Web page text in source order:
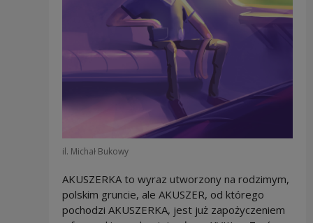
il. Michał Bukowy
AKUSZERKA to wyraz utworzony na rodzimym,
polskim gruncie, ale AKUSZER, od którego
pochodzi AKUSZERKA, jest już zapożyczeniem